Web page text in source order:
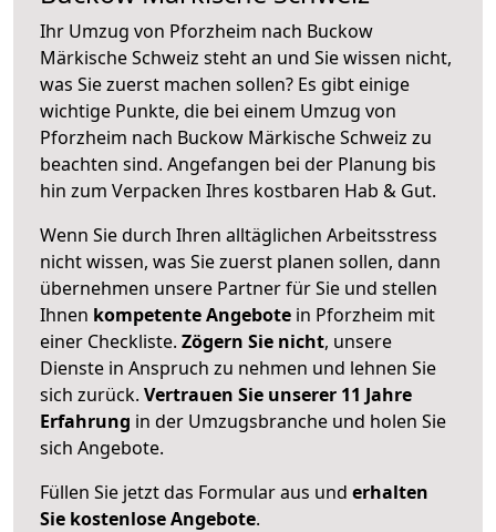
Ihr Umzug von Pforzheim nach Buckow
Märkische Schweiz steht an und Sie wissen nicht,
was Sie zuerst machen sollen? Es gibt einige
wichtige Punkte, die bei einem Umzug von
Pforzheim nach Buckow Märkische Schweiz zu
beachten sind. Angefangen bei der Planung bis
hin zum Verpacken Ihres kostbaren Hab & Gut.
Wenn Sie durch Ihren alltäglichen Arbeitsstress
nicht wissen, was Sie zuerst planen sollen, dann
übernehmen unsere Partner für Sie und stellen
Ihnen kompetente Angebote in Pforzheim mit
einer Checkliste. Zögern Sie nicht, unsere
Dienste in Anspruch zu nehmen und lehnen Sie
sich zurück. Vertrauen Sie unserer 11 Jahre
Erfahrung in der Umzugsbranche und holen Sie
sich Angebote.
Füllen Sie jetzt das Formular aus und erhalten
Sie kostenlose Angebote.